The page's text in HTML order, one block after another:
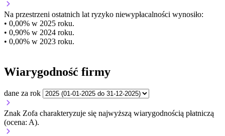
Na przestrzeni ostatnich lat ryzyko niewypłacalności wynosiło:
• 0,00% w 2025 roku.
• 0,90% w 2024 roku.
• 0,00% w 2023 roku.
Wiarygodność firmy
dane za rok
Znak Zofa charakteryzuje się najwyższą wiarygodnością płatniczą
(ocena: A).